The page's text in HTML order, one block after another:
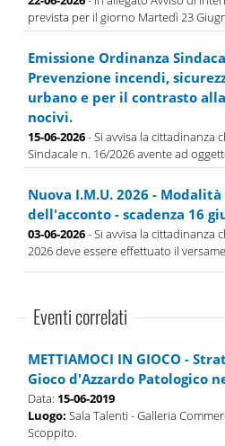
prevista per il giorno Martedì 23
Emissione Ordinanza
Prevenzione incendi,
urbano e per il contrasto
nocivi.
15-06-2026- Si avvisa la cittadinanza
Sindacale n. 16/2026 avente ad
Nuova I.M.U. 2026 -
dell'acconto - scadenza 16
03-06-2026- Si avvisa la cittadinanza
2026 deve essere effettuato il
Eventi correlati
METTIAMOCI IN GIOCO -
Gioco d'Azzardo Patologico
Data: 15-06-2019
Luogo: Sala Talenti - Galleria
Scoppito.